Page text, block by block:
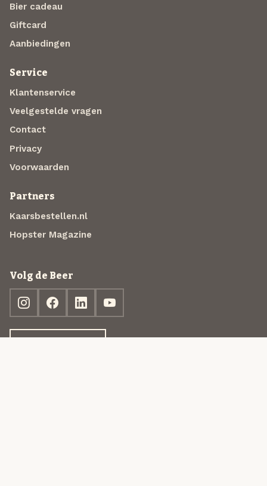
Bier cadeau
Giftcard
Aanbiedingen
Service
Klantenservice
Veelgestelde vragen
Contact
Privacy
Voorwaarden
Partners
Kaarsbestellen.nl
Hopster Magazine
Volg de Beer